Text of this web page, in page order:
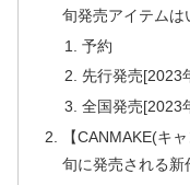
旬発売アイテム
予約
先行発売[2023
全国発売[2023
【CANMAKE(キ
旬に発売される新